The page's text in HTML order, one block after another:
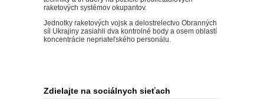
raketových systémov okupantov.
Jednotky raketových vojsk a delostrelectvo Obranných
síl Ukrajiny zasiahli dva kontrolné body a osem oblastí
koncentrácie nepriateľského personálu.
Zdielajte na sociálnych sieťach